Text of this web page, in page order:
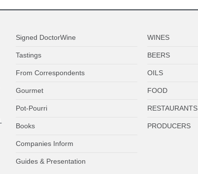
Signed DoctorWine
Tastings
From Correspondents
Gourmet
Pot-Pourri
Books
Companies Inform
Guides & Presentation
WINES
BEERS
OILS
FOOD
RESTAURANTS
PRODUCERS